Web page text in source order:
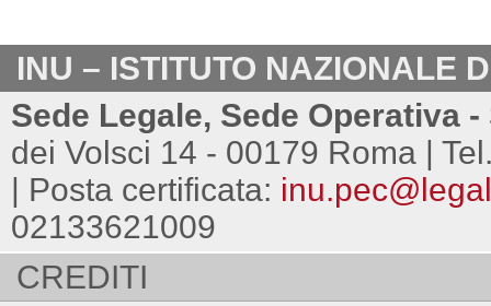
INU – ISTITUTO NAZIONALE
Sede Legale, Sede Operativa
dei Volsci 14 - 00179 Roma |
| Posta certificata:
02133621009
CREDITI